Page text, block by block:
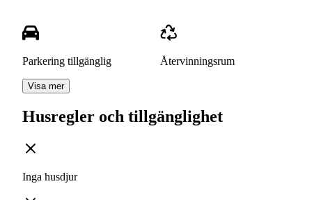
Parkering tillgänglig Återvinningsrum
Visa mer
Husregler och tillgänglighet
Inga husdjur